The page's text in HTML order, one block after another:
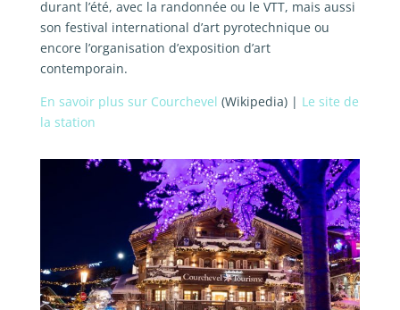
durant l’été, avec la randonnée ou le VTT, mais aussi
son festival international d’art pyrotechnique ou
encore l’organisation d’exposition d’art
contemporain.
En savoir plus sur Courchevel (Wikipedia) | Le site de
la station